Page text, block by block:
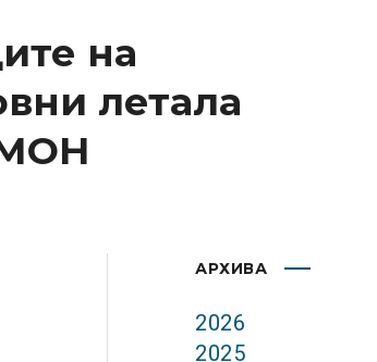
на
летала
МОН
АРХИВА
2026
2025